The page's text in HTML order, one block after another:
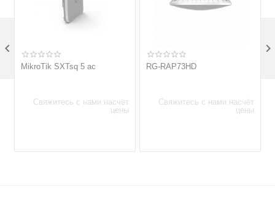
MikroTik SXTsq 5 ac
Свяжитесь с нами насчёт
цены
RG-RAP73HD
Свяжитесь с нами насчёт
цены
 